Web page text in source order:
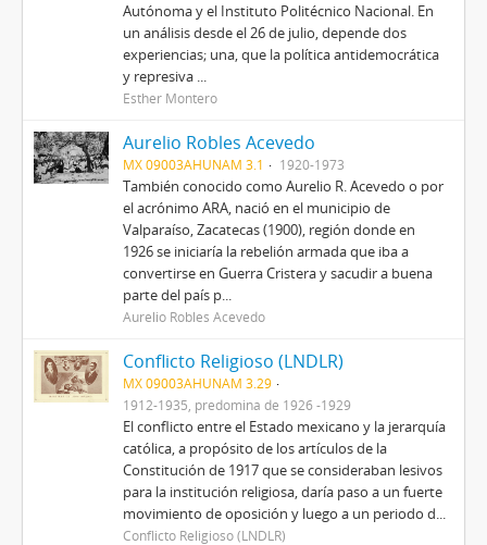
Autónoma y el Instituto Politécnico Nacional. En
un análisis desde el 26 de julio, depende dos
experiencias; una, que la política antidemocrática
y represiva ...
Esther Montero
Aurelio Robles Acevedo
MX 09003AHUNAM 3.1 1920-1973
También conocido como Aurelio R. Acevedo o por
el acrónimo ARA, nació en el municipio de
Valparaíso, Zacatecas (1900), región donde en
1926 se iniciaría la rebelión armada que iba a
convertirse en Guerra Cristera y sacudir a buena
parte del país p...
Aurelio Robles Acevedo
Conflicto Religioso (LNDLR)
MX 09003AHUNAM 3.29
1912-1935, predomina de 1926 -1929
El conflicto entre el Estado mexicano y la jerarquía
católica, a propósito de los artículos de la
Constitución de 1917 que se consideraban lesivos
para la institución religiosa, daría paso a un fuerte
movimiento de oposición y luego a un periodo d...
Conflicto Religioso (LNDLR)